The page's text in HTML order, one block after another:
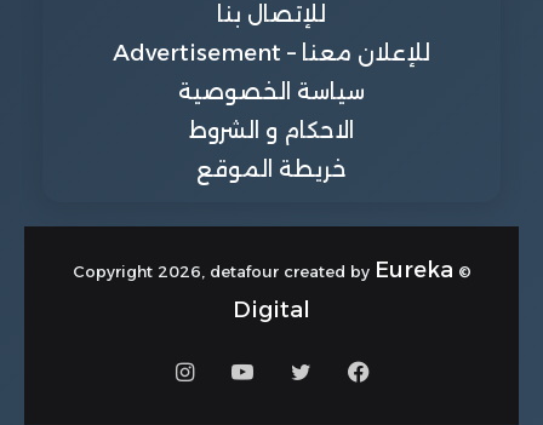
للإتصال بنا
للإعلان معنا – Advertisement
سياسة الخصوصية
الاحكام و الشروط
خريطة الموقع
© Copyright 2026, detafour created by
Eureka
Digital
فيسبوكتويتر يوتيوبانستقرام